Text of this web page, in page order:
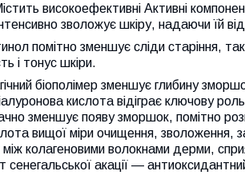
високоефективні Активні
зволожує шкіру, надаючи їй
помітно зменшує сліди старіння,
і тонус шкіри.
біополімер зменшує глибину
кислота відіграє ключову роль
зменшує появу зморшок, помітно
вищої міри очищення, зволоження,
колагеновими волокнами дерми,
сенегальської акації —